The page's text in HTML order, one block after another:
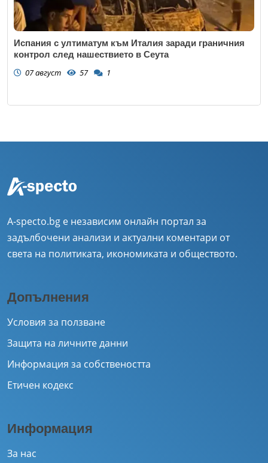
Испания с ултиматум към Италия заради граничния
контрол след нашествието в Сеута
07 август 57 1
A-specto.bg е независим онлайн портал за
задълбочени анализи и актуални коментари от
света на политиката, икономиката и обществото.
Допълнения
Условия за ползване
Защита на личните данни
Информация за собствеността
Етичен кодекс
Информация
За нас